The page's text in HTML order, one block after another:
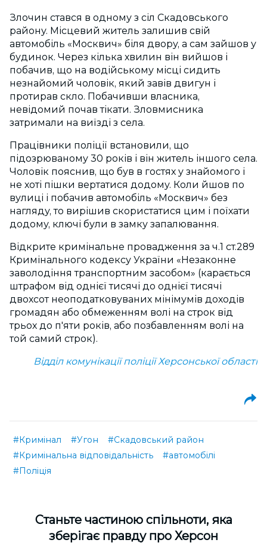
Злочин стався в одному з сіл Скадовського
району. Місцевий житель залишив свій
автомобіль «Москвич» біля двору, а сам зайшов у
будинок. Через кілька хвилин він вийшов і
побачив, що на водійському місці сидить
незнайомий чоловік, який завів двигун і
протирав скло. Побачивши власника,
невідомий почав тікати. Зловмисника
затримали на виїзді з села.
Працівники поліції встановили, що
підозрюваному 30 років і він житель іншого села.
Чоловік пояснив, що був в гостях у знайомого і
не хоті пішки вертатися додому. Коли йшов по
вулиці і побачив автомобіль «Москвич» без
нагляду, то вирішив скористатися цим і поїхати
додому, ключі були в замку запалювання.
Відкрите кримінальне провадження за ч.1 ст.289
Кримінального кодексу України «Незаконне
заволодіння транспортним засобом» (карається
штрафом від однієї тисячі до однієї тисячі
двохсот неоподатковуваних мінімумів доходів
громадян або обмеженням волі на строк від
трьох до п'яти років, або позбавленням волі на
той самий строк).
Відділ комунікації поліції Херсонської області
#Кримінал #Угон
#Скадовський район
#Кримінальна відповідальність
#автомобілі
#Поліція
Cтаньте частиною спільноти, яка
зберігає правду про Херсон